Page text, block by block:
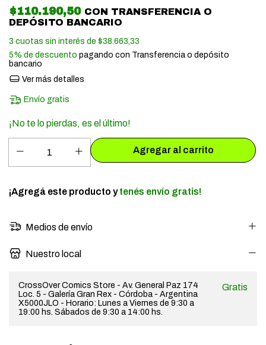
$110.190,50 CON TRANSFERENCIA O
DEPÓSITO BANCARIO
3 cuotas sin interés de $38.663,33
5% de descuento pagando con Transferencia o depósito
bancario
Ver más detalles
Envío gratis
¡No te lo pierdas, es el último!
¡Agregá este producto ytenés envío gratis!
Medios de envío
Nuestro local
CrossOver Comics Store - Av. General Paz 174
Loc. 5 - Galería Gran Rex - Córdoba - Argentina
X5000JLO - Horario: Lunes a Viernes de 9:30 a
19:00 hs. Sábados de 9:30 a 14:00 hs.
Gratis